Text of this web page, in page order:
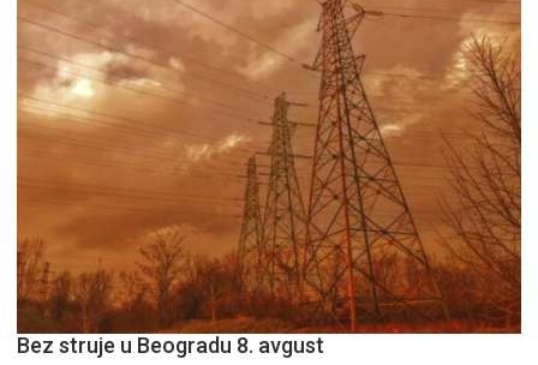
Bez struje u Beogradu 8. avgust